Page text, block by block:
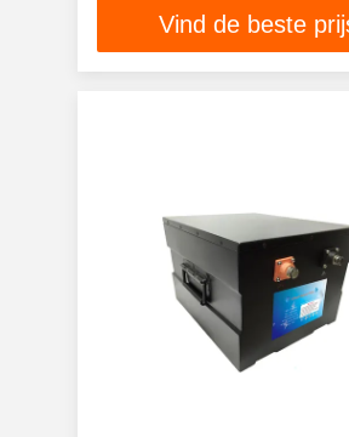
Vind de beste